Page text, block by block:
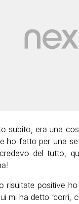
subito, era una
ho fatto per una
del tutto,
risultate positive
mi ha detto ‘corri,